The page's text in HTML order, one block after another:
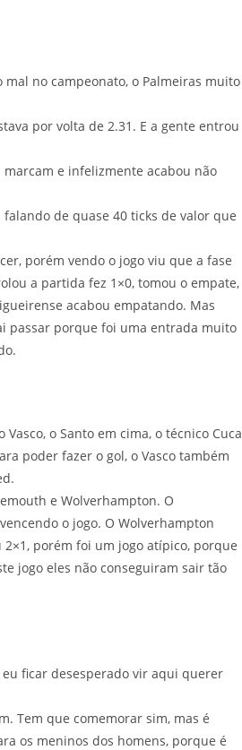
no campeonato, o Palmeiras muito
por volta de 2.31. E a gente entrou
e infelizmente acabou não
de quase 40 ticks de valor que
porém vendo o jogo viu que a fase
a partida fez 1×0, tomou o empate,
acabou empatando. Mas
passar porque foi uma entrada muito
o Santo em cima, o técnico Cuca
poder fazer o gol, o Vasco também
e Wolverhampton. O
o jogo. O Wolverhampton
porém foi um jogo atípico, porque
jogo eles não conseguiram sair tão
ficar desesperado vir aqui querer
Tem que comemorar sim, mas é
os meninos dos homens, porque é